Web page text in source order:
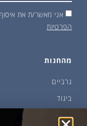
מהחנות
גרביים
ביגוד
שמן זית ודבש
אני מאשר/ת את
הפרטיות